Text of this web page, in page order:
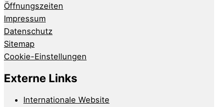
Öffnungszeiten
Impressum
Datenschutz
Sitemap
Cookie-Einstellungen
Externe Links
Internationale Website